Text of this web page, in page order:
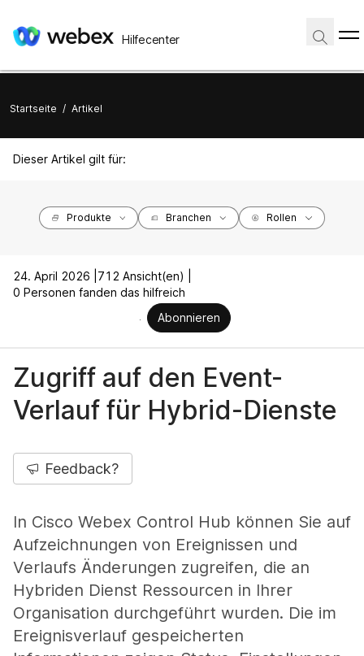
Hilfecenter
Startseite / Artikel
Dieser Artikel gilt für:
Produkte Branchen Rollen
24. April 2026 | 712 Ansicht(en) |
0 Personen fanden das hilfreich
Abonnieren
Zugriff auf den Event-
Verlauf für Hybrid-Dienste
Feedback?
In Cisco Webex Control Hub können Sie auf
Aufzeichnungen von Ereignissen und
Verlaufs Änderungen zugreifen, die an
Hybriden Dienst Ressourcen in Ihrer
Organisation durchgeführt wurden. Die im
Ereignisverlauf gespeicherten